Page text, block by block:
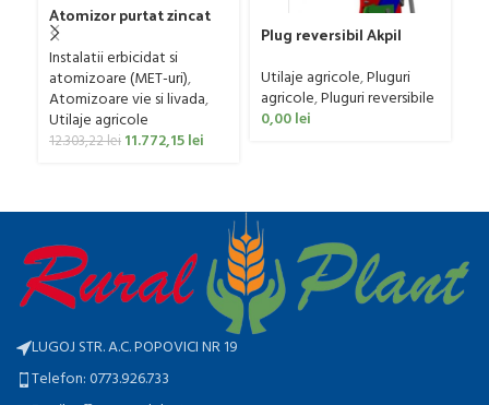
Atomizor purtat zincat
pentru vie si livada
Bufer, model Ronda,
300 litri
Instalatii erbicidat si
atomizoare (MET-uri),
Atomizoare vie si livada,
Utilaje agricole
12.303,22lei 11.772,15lei
Plug reversibil Akpil
trupite, 90-140 CP
Utilaje agricole,Pluguri
agricole,Pluguri reversibile
0,00lei
LUGOJ STR. A.C. POPOVICI NR 19
Telefon: 0773.926.733